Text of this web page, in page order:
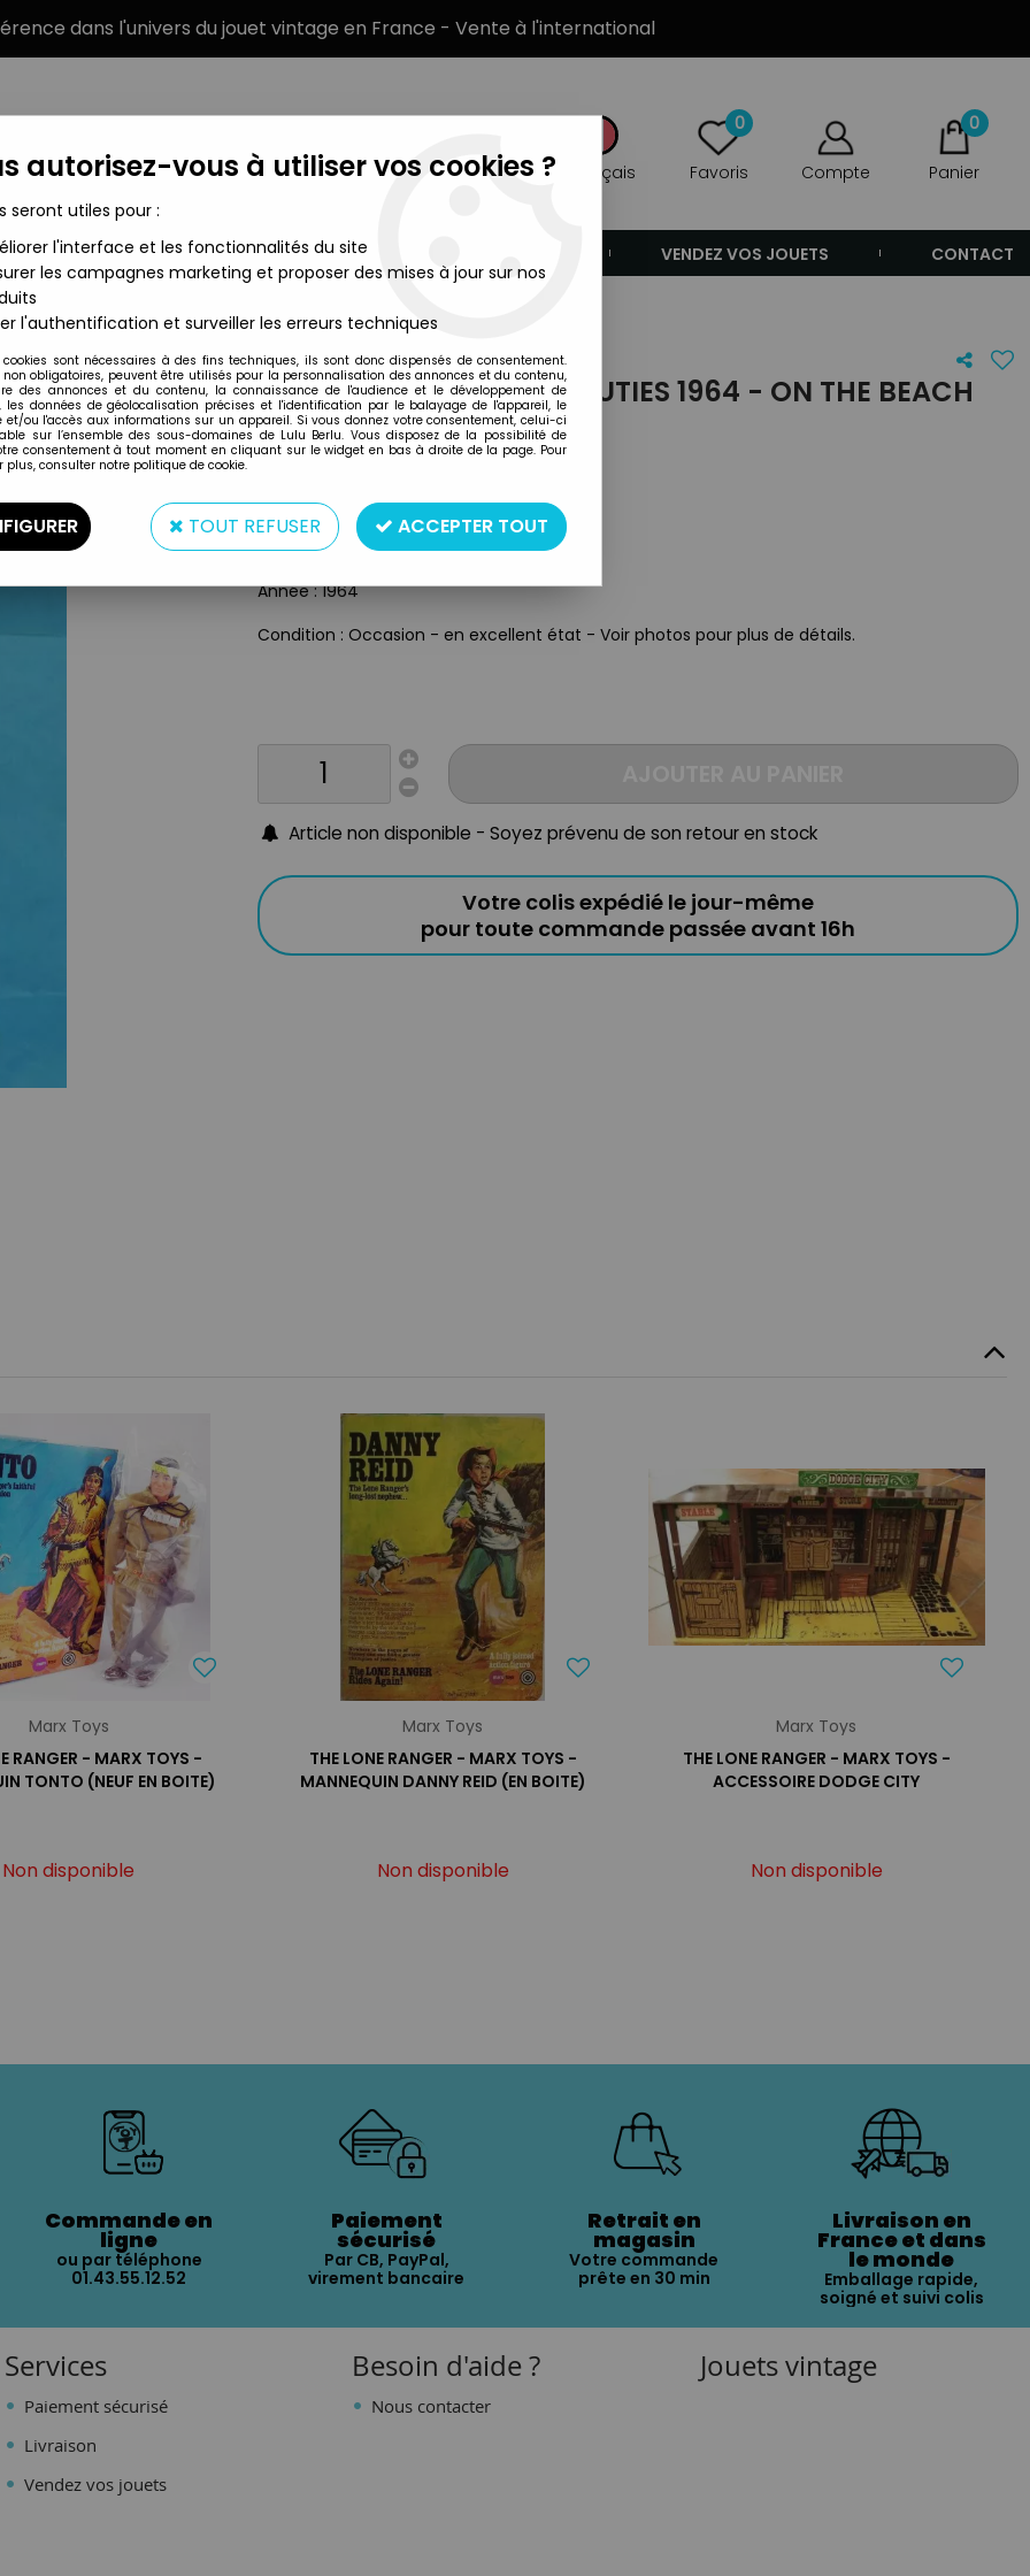
dans l'univers du jouet vintage en France - Vente à l'international
Français
0
Favoris Compte
0
Panier
MARQUES TYPE DE PRODUIT VENDEZ VOS JOUETS CONTACT
Beach
Marx Toys
MARX TOYS - CAMPUS CUTIES 1964 - ON THE BEACH
REF40635
Matière : plastique
Taille : 15cm
Année : 1964
Condition : Occasion - en excellent état - Voir photos pour plus de détails.
Article non disponible - Soyez prévenu de son retour en stock
Votre colis expédié le jour-même
pour toute commande passée avant 16h
Marx Toys
RANGER - MARX TOYS -
TONTO (NEUF EN BOITE)
Non disponible
Marx Toys
THE LONE RANGER - MARX TOYS -
MANNEQUIN DANNY REID (EN BOITE)
Non disponible
Marx Toys
THE LONE RANGER - MARX TOYS -
ACCESSOIRE DODGE CITY
Non disponible
Commande en
ligne
ou par téléphone
01.43.55.12.52
Paiement
sécurisé
Par CB, PayPal,
virement bancaire
Retrait en
magasin
Votre commande
prête en 30 min
Livraison en
France et dans
le monde
Emballage rapide,
soigné et suivi colis
Services
Paiement sécurisé
Livraison
Vendez vos jouets
Besoin d'aide ?
Nous contacter
Jouets vintage
autorisez-vous à utiliser vos cookies ?
seront utiles pour :
l'interface et les fonctionnalités du site
les campagnes marketing et proposer des mises à jour sur nos
l'authentification et surveiller les erreurs techniques
cookies sont nécessaires à des fins techniques, ils sont donc dispensés de consentement.
non obligatoires, peuvent être utilisés pour la personnalisation des annonces et du contenu,
des annonces et du contenu, la connaissance de l'audience et le développement de
les données de géolocalisation précises et l'identification par le balayage de l'appareil, le
et/ou l'accès aux informations sur un appareil. Si vous donnez votre consentement, celui-ci
sur l’ensemble des sous-domaines de Lulu Berlu. Vous disposez de la possibilité de
consentement à tout moment en cliquant sur le widget en bas à droite de la page. Pour
plus, consulter notre politique de cookie.
TOUT REFUSER ACCEPTER TOUT